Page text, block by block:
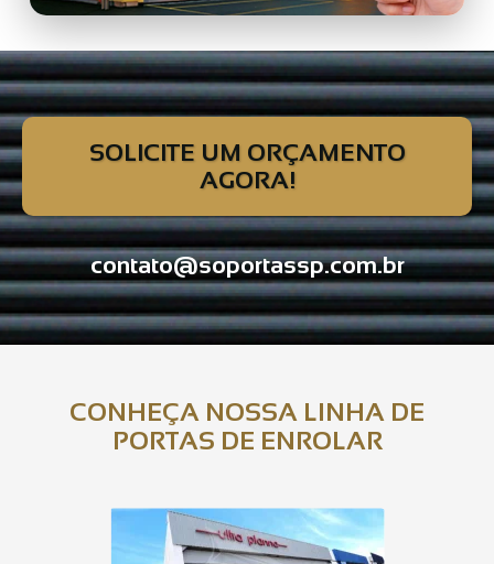
SOLICITE UM ORÇAMENTO
AGORA!
contato@soportassp.com.br
CONHEÇA NOSSA LINHA DE
PORTAS DE ENROLAR